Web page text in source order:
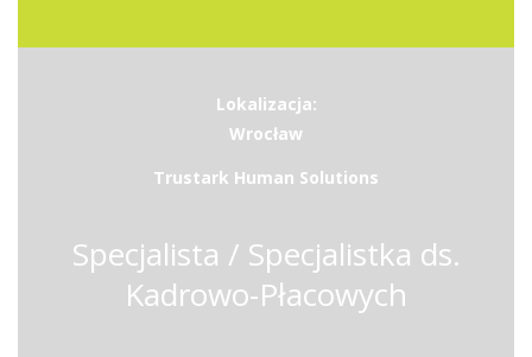
Lokalizacja:
Wrocław
Trustark Human Solutions
Specjalista / Specjalistka ds.
Kadrowo-Płacowych